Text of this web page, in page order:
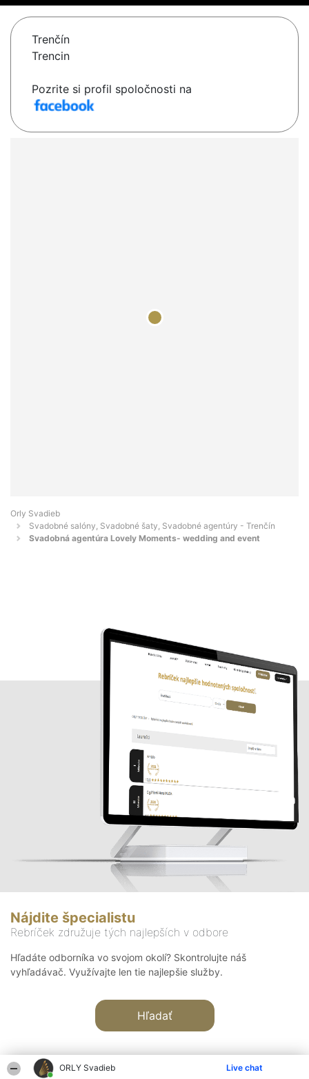
ORLY Svadieb Live chat
Trenčín
Trencin
Pozrite si profil spoločnosti na
Orly Svadieb
Svadobné salóny, Svadobné šaty, Svadobné agentúry - Trenčín
Svadobná agentúra Lovely Moments- wedding and event
Nájdite špecialistu
Rebríček združuje tých najlepších v odbore
Hľadáte odborníka vo svojom okolí? Skontrolujte náš
vyhľadávač. Využívajte len tie najlepšie služby.
Hľadať